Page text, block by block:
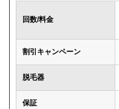
回数/料金
割引キャンペーン
脱毛器
保証